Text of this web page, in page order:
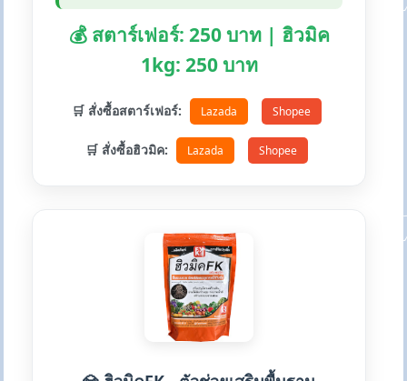
💰 สตาร์เฟอร์: 250 บาท | ฮิวมิค
1kg: 250 บาท
🛒 สั่งซื้อสตาร์เฟอร์: Lazada Shopee
🛒 สั่งซื้อฮิวมิค: Lazada Shopee